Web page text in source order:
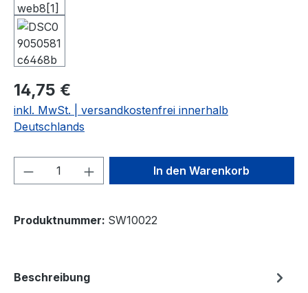
14,75 €
inkl. MwSt. | versandkostenfrei innerhalb
Deutschlands
Produkt Anzahl: Gib denIn den Warenkorb
Produktnummer: SW10022
Beschreibung